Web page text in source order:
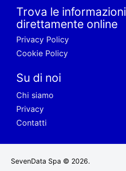
Trova le
direttamente online
Privacy Policy
Cookie Policy
Su di noi
Chi siamo
Privacy
Contatti
SevenData Spa © 2026.